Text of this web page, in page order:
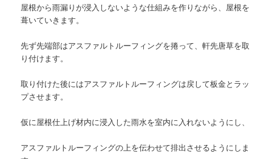
屋根から雨漏りが浸入しないような仕組みを作りながら、屋根を
葺いていきます。
先ず先端部はアスファルトルーフィングを捲って、軒先唐草を取
り付けます。
取り付けた後にはアスファルトルーフィングは戻して板金とラッ
プさせます。
仮に屋根仕上げ材内に浸入した雨水を室内に入れないようにし、
アスファルトルーフィングの上を伝わせて排出させるようにしま